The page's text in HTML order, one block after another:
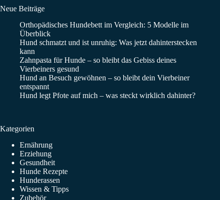
Neue Beiträge
Orthopädisches Hundebett im Vergleich: 5 Modelle im
Überblick
Hund schmatzt und ist unruhig: Was jetzt dahinterstecken
kann
Zahnpasta für Hunde – so bleibt das Gebiss deines
Vierbeiners gesund
Hund an Besuch gewöhnen – so bleibt dein Vierbeiner
entspannt
Hund legt Pfote auf mich – was steckt wirklich dahinter?
Kategorien
Ernährung
Erziehung
Gesundheit
Hunde Rezepte
Hunderassen
Wissen & Tipps
Zubehör